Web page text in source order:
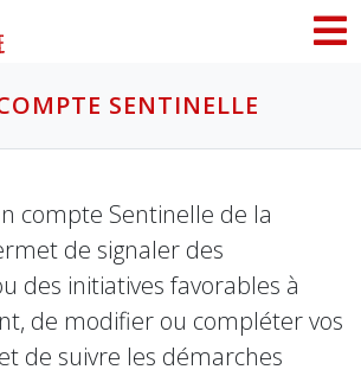
SENTINELLE
compte Sentinelle de la
de signaler des
des initiatives favorables à
de modifier ou compléter vos
de suivre les démarches
des cookies